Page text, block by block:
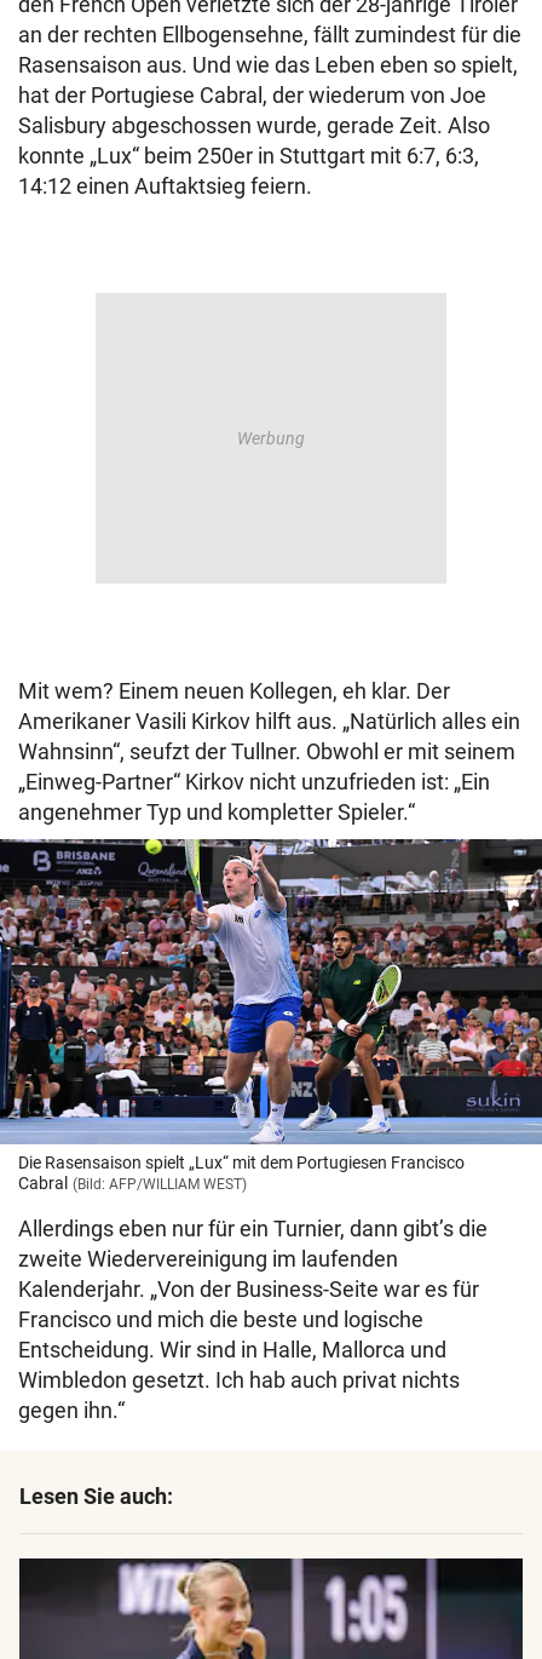
an der rechten Ellbogensehne, fällt zumindest für die
Rasensaison aus. Und wie das Leben eben so spielt,
hat der Portugiese Cabral, der wiederum von Joe
Salisbury abgeschossen wurde, gerade Zeit. Also
konnte „Lux“ beim 250er in Stuttgart mit 6:7, 6:3,
14:12 einen Auftaktsieg feiern.
Mit wem? Einem neuen Kollegen, eh klar. Der
Amerikaner Vasili Kirkov hilft aus. „Natürlich alles ein
Wahnsinn“, seufzt der Tullner. Obwohl er mit seinem
„Einweg-Partner“ Kirkov nicht unzufrieden ist: „Ein
angenehmer Typ und kompletter Spieler.“
Die Rasensaison spielt „Lux“ mit dem Portugiesen Francisco
Cabral (Bild: AFP/WILLIAM WEST)
Allerdings eben nur für ein Turnier, dann gibt’s die
zweite Wiedervereinigung im laufenden
Kalenderjahr. „Von der Business-Seite war es für
Francisco und mich die beste und logische
Entscheidung. Wir sind in Halle, Mallorca und
Wimbledon gesetzt. Ich hab auch privat nichts
gegen ihn.“
Lesen Sie auch: